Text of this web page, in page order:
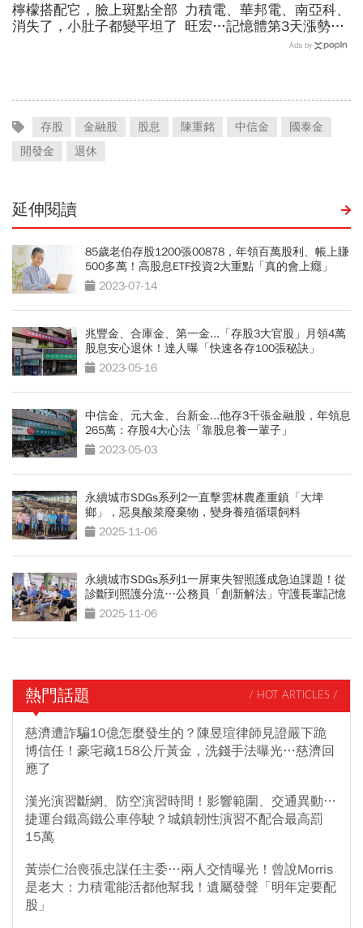
檸檬搭配它，臉上斑點全部
消失了，小肚子都變平坦了
力積電、華邦電、南亞科、
旺宏…記憶體第3天漲勢繼
續，外資只剩它沒買超還大
Ads by
存股 金融股 股息 陳重銘 中信金
國泰金
開發金
退休
延伸閱讀
85歲老伯存股1200張00878，年領百萬股利、帳上賺
500多萬！高股息ETF投資2大重點「真的會上癮」
2023-07-14
兆豐金、合庫金、第一金...「存股3大官股」月領4萬
股息安心退休！達人曝「快速各存100張秘訣」
2023-05-16
中信金、元大金、台新金...他存3千張金融股，年領息
265萬：存股4大心法「靠股息養一輩子」
2023-05-03
永續城市SDGs系列2一直擊雲林農產重鎮「大埤
鄉」，惡臭酸菜廢棄物，變身養殖循環飼料
2025-11-06
永續城市SDGs系列1一屏東失智照護成急迫課題！從
診斷到照護分流…公務員「創新解法」守護長輩記憶
2025-11-06
熱門話題 / HOT ARTICLES /
慈濟遭詐騙10億怎麼發生的？陳昱瑄律師見證嚴下跪
博信任！豪宅藏158公斤黃金，洗錢手法曝光…慈濟回
應了
漢光演習斷網、防空演習時間！影響範圍、交通異動…
捷運台鐵高鐵公車停駛？城鎮韌性演習不配合最高罰
15萬
黃崇仁治喪張忠謀任主委…兩人交情曝光！曾說Morris
是老大：力積電能活都他幫我！遺屬發聲「明年定要配
股」